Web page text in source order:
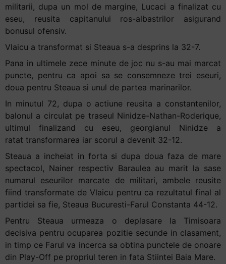
militarii, dupa un mol de margine, Lucaci a finalizat cu
eseu, reusita capitanului ros-albastrilor asigurand
bonusul ofensiv.
Vlaicu a transformat si Steaua s-a desprins la 32-7.
Pana in ultimele zece minute de joc nu s-au mai marcat
puncte, pentru ca apoi sa se consemneze trei eseuri,
doua pentru Steaua si unul de partea marinarilor.
In minutul 72, dupa o actiune reusita a constantenilor,
balonul a circulat pe traseul Ninidze-Nathan-Roderique,
ultimul finalizand cu eseu, georgianul Ninidze a
ratat transformarea iar scorul a devenit 32-12.
Steaua a incheiat in forta si dupa doua faza de mare
spectacol, Nainer respectiv Baraulea au marit la sase
numarul eseurilor marcate de militari, ambele reusite
fiind transformate de Vlaicu pentru ca rezultatul final al
partidei sa fie, Steaua Bucuresti-Farul Constanta 44-12.
Pentru Steaua urmeaza o deplasare la Timisoara
decisiva pentru ocuparea pozitie secunde in clasament,
in timp ce Farul va incerca sa obtina punctele de onoare
din Play-Off pe propriul teren in fata Stiintei Baia Mare.